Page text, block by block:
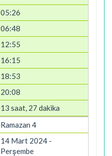
05:26
06:48
12:55
16:15
18:53
20:08
13 saat, 27 dakika
Ramazan 4
14 Mart 2024 -
Perşembe